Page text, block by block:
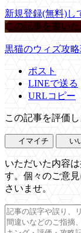
新規登録(無料)し
この記事を書いた
黒猫のウィズ攻略
ポスト
LINEで送る
URLコピー
この記事を評価し
イマイチ い
いただいた内容
す。個々のご意
さいませ。